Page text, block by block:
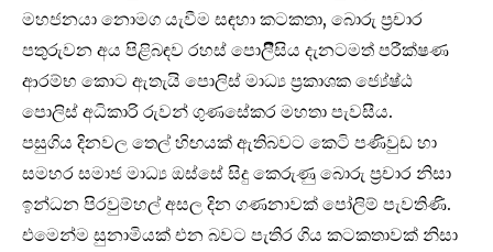
මහජනයා නොමග යැවීම සඳහා කටකතා, බොරු ප්‍රචාර
පතුරුවන අය පිළිබඳව රහස් පොලිීසිය දැනටමත් පරීක්ෂණ
ආරම්භ කොට ඇතැයි පොලිස් මාධ්‍ය ප්‍රකාශක ජ්‍යේෂ්ඨ
පොලිස් අධිකාරි රුවන් ගුණසේකර මහතා පැවසීය.
පසුගිය දිනවල තෙල් හිඟයක් ඇතිබවට කෙටි පණිවුඩ හා
සමහර සමාජ මාධ්‍ය ඔස්සේ සිදු කෙරුණු බොරු ප්‍රචාර නිසා
ඉන්ධන පිරවුම්හල් අසල දින ගණනාවක් පෝලිම් පැවතිණි.
එමෙන්ම සුනාමියක් එන බවට පැතිර ගිය කටකතාවක් නිසා